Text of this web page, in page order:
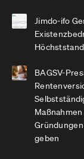
Jimdo-ifo
BAGSV-
geben